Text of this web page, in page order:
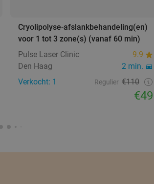
Cryolipolyse-afslankbehandeling(en)
voor 1 tot 3 zone(s) (vanaf 60 min)
Pulse Laser Clinic
9.9
Den Haag
2 min.
Verkocht: 1
Regulier €110
€49